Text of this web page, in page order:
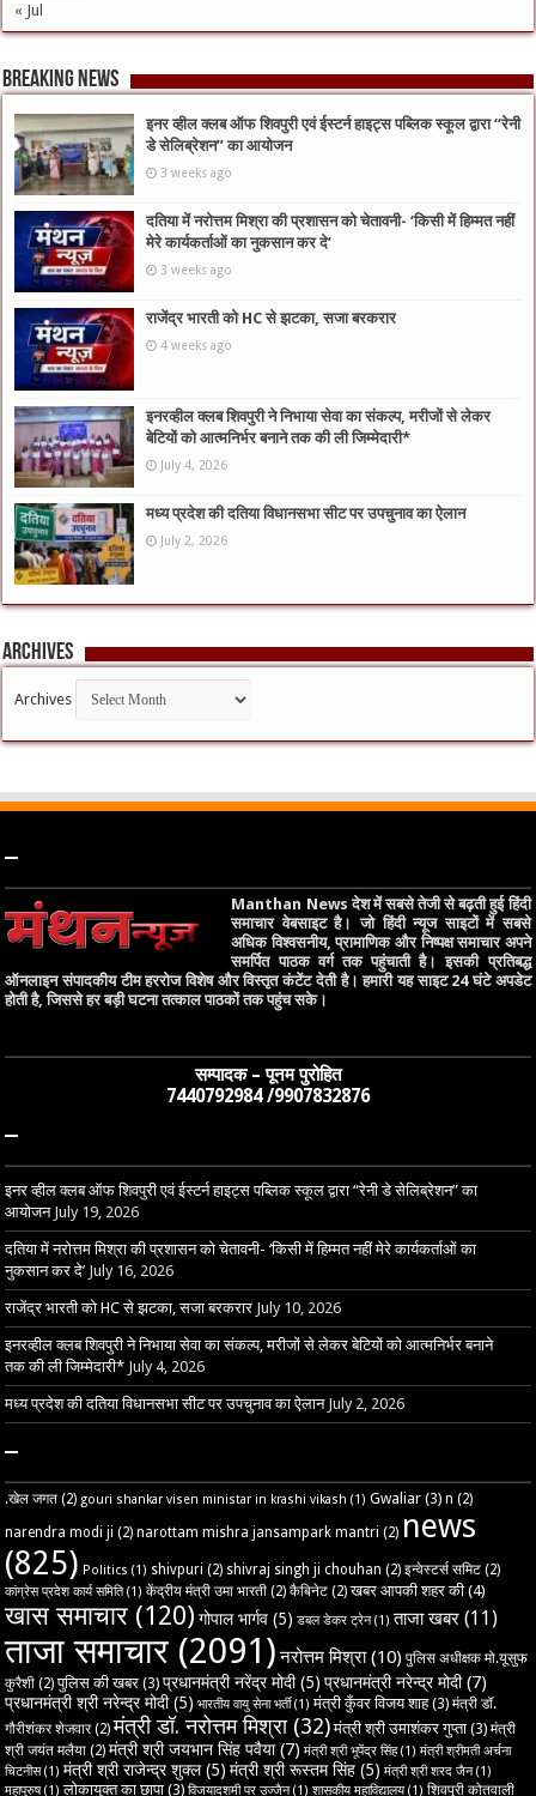
« Jul
Breaking News
इनर व्हील क्लब ऑफ शिवपुरी एवं ईस्टर्न हाइट्स पब्लिक स्कूल द्वारा “रेनी
डे सेलिब्रेशन” का आयोजन
3 weeks ago
दतिया में नरोत्तम मिश्रा की प्रशासन को चेतावनी- ‘किसी में हिम्मत नहीं
मेरे कार्यकर्ताओं का नुकसान कर दे’
3 weeks ago
राजेंद्र भारती को HC से झटका, सजा बरकरार
4 weeks ago
इनरव्हील क्लब शिवपुरी ने निभाया सेवा का संकल्प, मरीजों से लेकर
बेटियों को आत्मनिर्भर बनाने तक की ली जिम्मेदारी*
July 4, 2026
मध्य प्रदेश की दतिया विधानसभा सीट पर उपचुनाव का ऐलान
July 2, 2026
Archives
Archives
–
Manthan News देश में सबसे तेजी से बढ़ती हुई हिंदी
समाचार वेबसाइट है। जो हिंदी न्यूज साइटों में सबसे
अधिक विश्वसनीय, प्रामाणिक और निष्पक्ष समाचार अपने
समर्पित पाठक वर्ग तक पहुंचाती है। इसकी प्रतिबद्ध
ऑनलाइन संपादकीय टीम हररोज विशेष और विस्तृत कंटेंट देती है। हमारी यह साइट 24 घंटे अपडेट
होती है, जिससे हर बड़ी घटना तत्काल पाठकों तक पहुंच सके।
सम्पादक – पूनम पुरोहित
7440792984 /9907832876
–
इनर व्हील क्लब ऑफ शिवपुरी एवं ईस्टर्न हाइट्स पब्लिक स्कूल द्वारा “रेनी डे सेलिब्रेशन” का
आयोजन July 19, 2026
दतिया में नरोत्तम मिश्रा की प्रशासन को चेतावनी- ‘किसी में हिम्मत नहीं मेरे कार्यकर्ताओं का
नुकसान कर दे’ July 16, 2026
राजेंद्र भारती को HC से झटका, सजा बरकरार July 10, 2026
इनरव्हील क्लब शिवपुरी ने निभाया सेवा का संकल्प, मरीजों से लेकर बेटियों को आत्मनिर्भर बनाने
तक की ली जिम्मेदारी* July 4, 2026
मध्य प्रदेश की दतिया विधानसभा सीट पर उपचुनाव का ऐलान July 2, 2026
–
.खेल जगत (2) gouri shankar visen ministar in krashi vikash (1) Gwaliar (3) n (2)
narendra modi ji (2) narottam mishra jansampark mantri (2) news
(825) Politics (1) shivpuri (2) shivraj singh ji chouhan (2) इन्वेस्टर्स समिट (2)
कांग्रेस प्रदेश कार्य समिति(1) केंद्रीय मंत्री उमा भारती (2) कैबिनेट (2) खबर आपकी शहर की (4)
खास समाचार (120) गोपाल भार्गव (5) डबल डेकर ट्रेन(1) ताजा खबर (11)
ताजा समाचार (2091) नरोत्तम मिश्रा(10) पुलिस अधीक्षक मो.यूसुफ
कुरैशी (2) पुलिस की खबर (3) प्रधानमंत्री नरेंद्र मोदी(5) प्रधानमंत्री नरेन्द्र मोदी(7)
प्रधानमंत्री श्री नरेन्द्र मोदी(5) भारतीय वायु सेना भर्ती(1) मंत्री कुँवर विजय शाह(3) मंत्री डॉ.
गौरीशंकर शेजवार(2) मंत्री डॉ. नरोत्तम मिश्रा(32) मंत्री श्री उमाशंकर गुप्ता (3) मंत्री
श्री जयंत मलैया (2) मंत्री श्री जयभान सिंह पवैया(7) मंत्री श्री भूपेंद्र सिंह(1) मंत्री श्रीमती अर्चना
चिटनीस(1) मंत्री श्री राजेन्द्र शुक्ल(5) मंत्री श्री रूस्तम सिंह (5) मंत्री श्री शरद जैन(1)
महापुरुष(1) लोकायुक्त का छापा (3) विजयादशमी पर उज्‍जैन(1) शासकीय महाविद्यालय(1) शिवपुरी कोतवाली